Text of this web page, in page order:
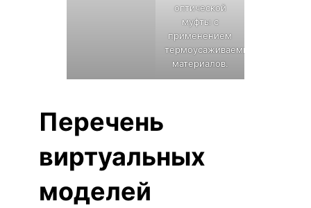
оптической
муфты с
применением
термоусаживаемых
материалов.
Перечень
виртуальных
моделей